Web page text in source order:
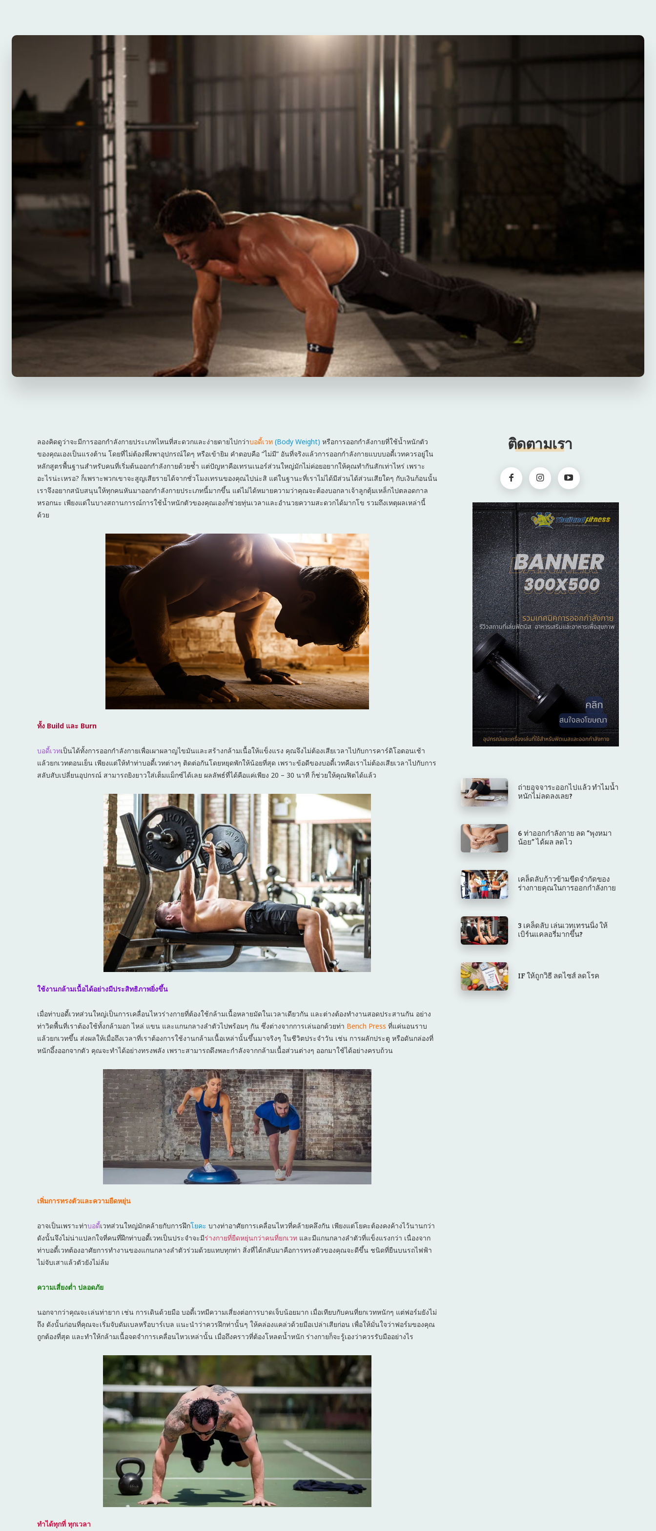
ลองคิดดูว่าจะมีการออกกำลังกายประเภทไหนที่สะดวกและง่ายดายไปกว่าบอดี้เวท (Body Weight) หรือการออกกำลังกายที่ใช้น้ำหนักตัว
ของคุณเองเป็นแรงต้าน โดยที่ไม่ต้องพึ่งพาอุปกรณ์ใดๆ หรือเข้ายิม คำตอบคือ “ไม่มี” อันที่จริงแล้วการออกกำลังกายแบบบอดี้เวทควรอยู่ใน
หลักสูตรพื้นฐานสำหรับคนที่เริ่มต้นออกกำลังกายด้วยซ้ำ แต่ปัญหาคือเทรนเนอร์ส่วนใหญ่มักไม่ค่อยอยากให้คุณทำกันสักเท่าไหร่ เพราะ
อะไรน่ะเหรอ? ก็เพราะพวกเขาจะสูญเสียรายได้จากชั่วโมงเทรนของคุณไปน่ะสิ แต่ในฐานะที่เราไม่ได้มีส่วนได้ส่วนเสียใดๆ กับเงินก้อนนั้น
เราจึงอยากสนับสนุนให้ทุกคนหันมาออกกำลังกายประเภทนี้มากขึ้น แต่ไม่ได้หมายความว่าคุณจะต้องบอกลาเจ้าลูกตุ้มเหล็กไปตลอดกาล
หรอกนะ เพียงแต่ในบางสถานการณ์การใช้น้ำหนักตัวของคุณเองก็ช่วยทุ่นเวลาและอำนวยความสะดวกได้มากโข รวมถึงเหตุผลเหล่านี้
ด้วย
ทั้ง Build และ Burn
บอดี้เวทเป็นได้ทั้งการออกกำลังกายเพื่อเผาผลาญไขมันและสร้างกล้ามเนื้อให้แข็งแรง คุณจึงไม่ต้องเสียเวลาไปกับการคาร์ดิโอตอนเช้า
แล้วยกเวทตอนเย็น เพียงแต่ให้ทำท่าบอดี้เวทต่างๆ ติดต่อกันโดยหยุดพักให้น้อยที่สุด เพราะข้อดีของบอดี้เวทคือเราไม่ต้องเสียเวลาไปกับการ
สลับสับเปลี่ยนอุปกรณ์ สามารถยิงยาวใส่เต็มแม็กซ์ได้เลย ผลลัพธ์ที่ได้คือแค่เพียง 20 – 30 นาที ก็ช่วยให้คุณฟิตได้แล้ว
ใช้งานกล้ามเนื้อได้อย่างมีประสิทธิภาพยิ่งขึ้น
เมื่อท่าบอดี้เวทส่วนใหญ่เป็นการเคลื่อนไหวร่างกายที่ต้องใช้กล้ามเนื้อหลายมัดในเวลาเดียวกัน และต่างต้องทำงานสอดประสานกัน อย่าง
ท่าวิดพื้นที่เราต้องใช้ทั้งกล้ามอก ไหล่ แขน และแกนกลางลำตัวไปพร้อมๆ กัน ซึ่งต่างจากการเล่นอกด้วยท่า Bench Press ที่แค่นอนราบ
แล้วยกเวทขึ้น ส่งผลให้เมื่อถึงเวลาที่เราต้องการใช้งานกล้ามเนื้อเหล่านั้นขึ้นมาจริงๆ ในชีวิตประจำวัน เช่น การผลักประตู หรือดันกล่องที่
หนักอึ้งออกจากตัว คุณจะทำได้อย่างทรงพลัง เพราะสามารถดึงพละกำลังจากกล้ามเนื้อส่วนต่างๆ ออกมาใช้ได้อย่างครบถ้วน
เพิ่มการทรงตัวและความยืดหยุ่น
อาจเป็นเพราะท่าบอดี้เวทส่วนใหญ่มักคล้ายกับการฝึกโยคะ บางท่าอาศัยการเคลื่อนไหวที่คล้ายคลึงกัน เพียงแต่โยคะต้องคงค้างไว้นานกว่า
ดังนั้นจึงไม่น่าแปลกใจที่คนที่ฝึกท่าบอดี้เวทเป็นประจำจะมีร่างกายที่ยืดหยุ่นกว่าคนที่ยกเวท และมีแกนกลางลำตัวที่แข็งแรงกว่า เนื่องจาก
ท่าบอดี้เวทต้องอาศัยการทำงานของแกนกลางลำตัวร่วมด้วยแทบทุกท่า สิ่งที่ได้กลับมาคือการทรงตัวของคุณจะดีขึ้น ชนิดที่ยืนบนรถไฟฟ้า
ไม่จับเสาแล้วตัวยังไม่ล้ม
ความเสี่ยงต่ำ ปลอดภัย
นอกจากว่าคุณจะเล่นท่ายาก เช่น การเดินด้วยมือ บอดี้เวทมีความเสี่ยงต่อการบาดเจ็บน้อยมาก เมื่อเทียบกับคนที่ยกเวทหนักๆ แต่ฟอร์มยังไม่
ถึง ดังนั้นก่อนที่คุณจะเริ่มจับดัมเบลหรือบาร์เบล แนะนำว่าควรฝึกท่านั้นๆ ให้คล่องแคล่วด้วยมือเปล่าเสียก่อน เพื่อให้มั่นใจว่าฟอร์มของคุณ
ถูกต้องที่สุด และทำให้กล้ามเนื้อจดจำการเคลื่อนไหวเหล่านั้น เมื่อถึงคราวที่ต้องโหลดน้ำหนัก ร่างกายก็จะรู้เองว่าควรรับมืออย่างไร
ทำได้ทุกที่ ทุกเวลา
ติดตามเรา
ถ่ายอุจจาระออกไปแล้ว ทำไมน้ำ
หนักไม่ลดลงเลย?
6 ท่าออกกำลังกาย ลด “พุงหมา
น้อย” ได้ผล ลดไว
เคล็ดลับก้าวข้ามขีดจำกัดของ
ร่างกายคุณในการออกกำลังกาย
3 เคล็ดลับ เล่นเวทเทรนนิ่ง ให้
เบิร์นแคลอรี่มากขึ้น?
IF ให้ถูกวิธี ลดไซส์ ลดโรค